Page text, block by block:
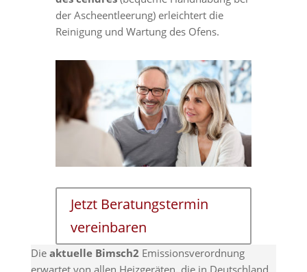
der Ascheentleerung) erleichtert die
Reinigung und Wartung des Ofens.
Jetzt Beratungstermin
vereinbaren
Die aktuelle Bimsch2 Emissionsverordnung